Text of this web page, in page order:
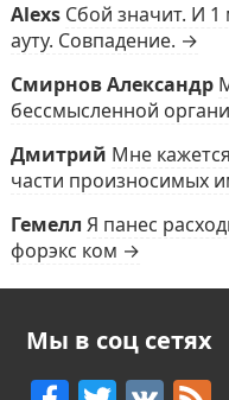
Alexs Сбой значит. И 1
ауту. Совпадение. →
Смирнов Александр
бессмысленной
Дмитрий Мне
части произносимых
Гемелл Я панес
форэкс ком →
Мы в соц сетях